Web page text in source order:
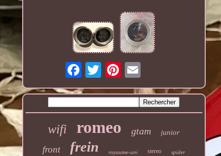
wifi romeo gtam junior
front frein royaume-uni stereo spider